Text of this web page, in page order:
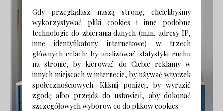
Gdy przeglądasz naszą stronę, chcielibyśmy
wykorzystywać pliki cookies i inne podobne
technologie do zbierania danych (m.in. adresy IP,
inne identyfikatory internetowe) w trzech
głównych celach: by analizować statystyki ruchu
na stronie, by kierować do Ciebie reklamy w
innych miejscach w internecie, by używać wtyczek
społecznościowych. Kliknij poniżej, by wyrazić
zgodę albo przejdź do ustawień, aby dokonać
szczegółowych wyborów co do plików cookies.